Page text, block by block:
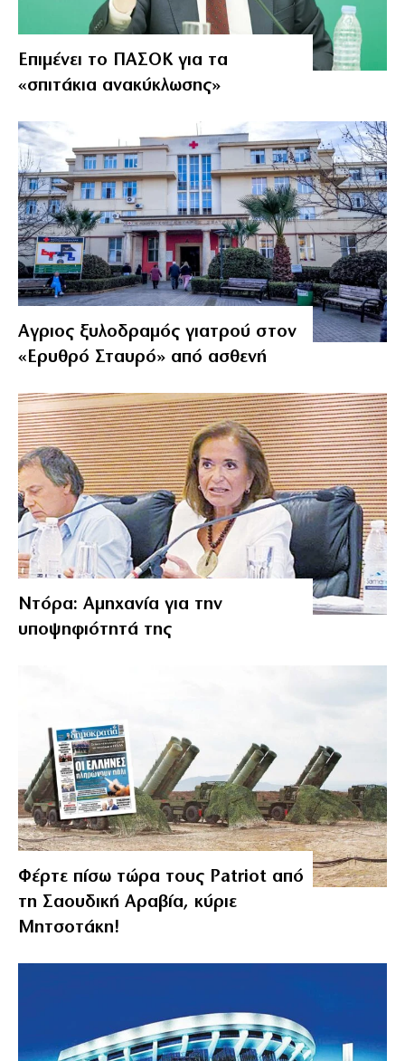
Επιμένει το ΠΑΣΟΚ για τα
«σπιτάκια ανακύκλωσης»
Αγριος ξυλοδραμός γιατρού στον
«Ερυθρό Σταυρό» από ασθενή
Ντόρα: Αμηχανία για την
υποψηφιότητά της
Φέρτε πίσω τώρα τους Patriot από
τη Σαουδική Αραβία, κύριε
Μητσοτάκη!